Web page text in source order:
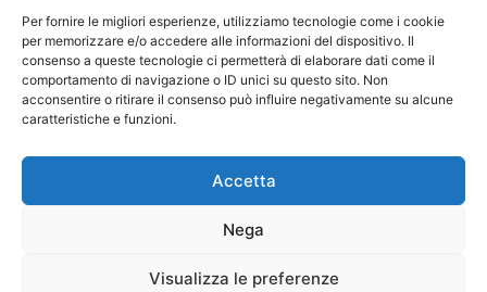
Per fornire le migliori esperienze, utilizziamo tecnologie come i cookie
per memorizzare e/o accedere alle informazioni del dispositivo. Il
consenso a queste tecnologie ci permetterà di elaborare dati come il
comportamento di navigazione o ID unici su questo sito. Non
acconsentire o ritirare il consenso può influire negativamente su alcune
caratteristiche e funzioni.
Accetta
Nega
Visualizza le preferenze
Veneto (25)
Voli low cost(4)
Web(9)
week end(45)
Wellness(11)
Regolamento
Registrati Contatti